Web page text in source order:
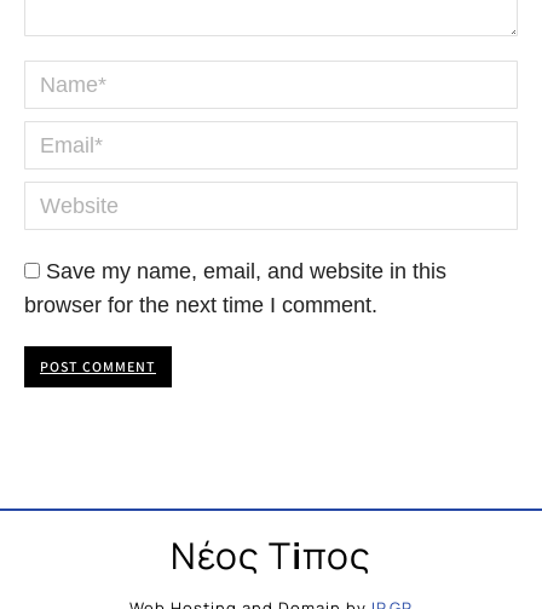
Name *
Email *
Website
Save my name, email, and website in this
browser for the next time I comment.
POST COMMENT
Νέος Τiπος